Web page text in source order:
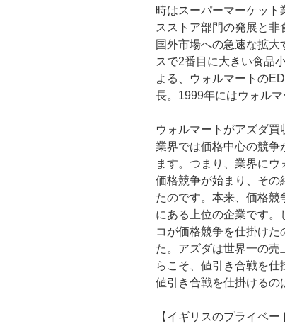
時はスーパーマーケッ
スストア部門の発展と
国外市場への急速な拡大
スで2番目に大きい食品
よる、ウォルマートの
長。1999年にはウォルマ
ウォルマートがアズダ
業界では価格中心の競争
ます。つまり、業界に
価格競争が始まり、その
たのです。本来、価格
にある上位の企業です。
コが価格競争を仕掛け
た。アズダは世界一の
らこそ、値引き合戦を
値引き合戦を仕掛けるの
【イギリスのプライベー